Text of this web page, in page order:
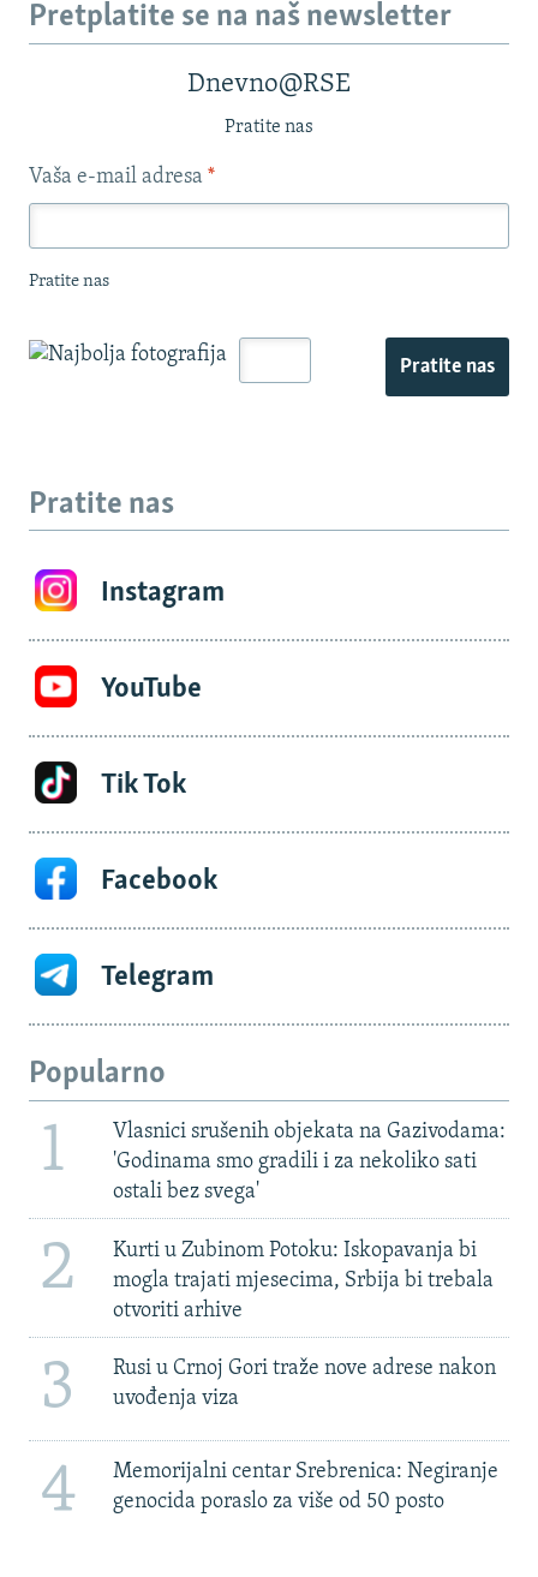
Pretplatite se na naš newsletter
Dnevno@RSE
Pratite nas
Vaša e-mail adresa *
Pratite nas
Pratite nas
Pratite nas
Instagram
YouTube
Tik Tok
Facebook
Telegram
Popularno
1
Vlasnici srušenih objekata na Gazivodama:
'Godinama smo gradili i za nekoliko sati
ostali bez svega'
2
Kurti u Zubinom Potoku: Iskopavanja bi
mogla trajati mjesecima, Srbija bi trebala
otvoriti arhive
3
Rusi u Crnoj Gori traže nove adrese nakon
uvođenja viza
4
Memorijalni centar Srebrenica: Negiranje
genocida poraslo za više od 50 posto